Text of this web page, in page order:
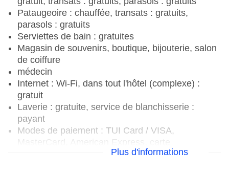
Pataugeoire : chauffée, transats : gratuits,
parasols : gratuits
Serviettes de bain : gratuites
Magasin de souvenirs, boutique, bijouterie, salon
de coiffure
médecin
Internet : Wi-Fi, dans tout l'hôtel (complexe) :
gratuit
Laverie : gratuite, service de blanchisserie :
payant
Modes de paiement : TUI Card / VISA,
Plus d'informations